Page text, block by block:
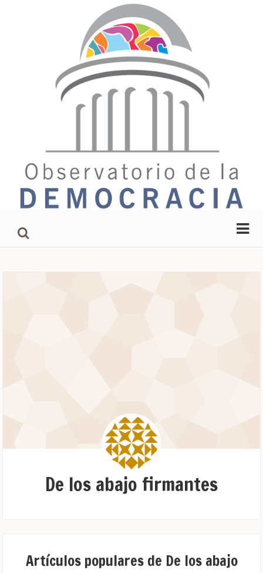
De los abajo firmantes
Artículos populares de De los abajo